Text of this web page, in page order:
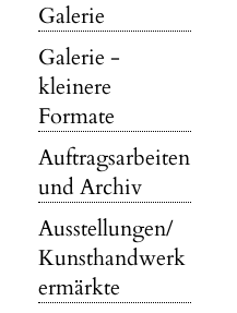
Galerie
Galerie -
kleinere
Formate
Auftragsarbeiten
und Archiv
Ausstellungen/
Kunsthandwerk
ermärkte